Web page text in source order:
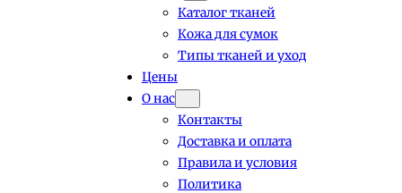
Каталог тканей
Кожа для сумок
Типы тканей и уход
Цены
О нас
Контакты
Доставка и оплата
Правила и условия
Политика